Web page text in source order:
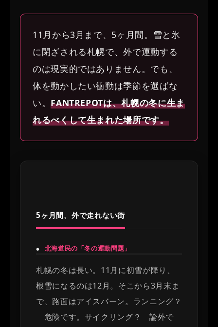
11月から3月まで、5ヶ月間。雪と氷
に閉ざされる札幌で、外で運動する
のは現実的ではありません。でも、
体を動かしたい衝動は季節を選ばな
い。FANTREPOTは、札幌の冬に生ま
れるべくして生まれた場所です。
5ヶ月間、外で走れない街
● 北海道民の「冬の運動問題」
札幌の冬は長い。11月に初雪が降り、
根雪になるのは12月。そこから3月末ま
で、路面はアイスバーン。ランニング？
危険です。サイクリング？ 論外で